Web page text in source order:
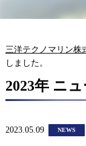
三洋テクノマリン株
しました。
2023年 ニ
2023.05.09 NEWS